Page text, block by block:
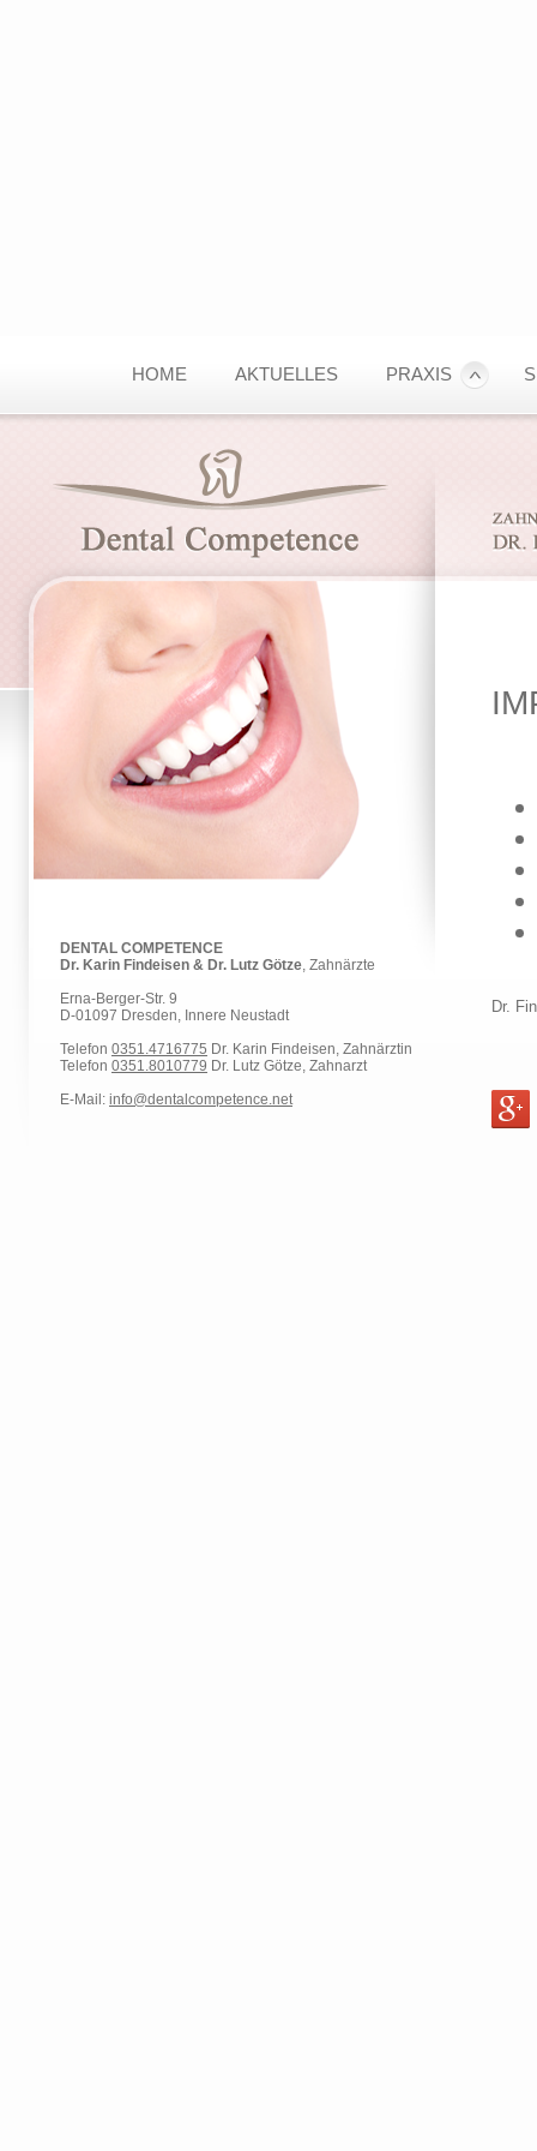
HOME AKTUELLES PRAXIS
DENTAL COMPETENCE
Dr. Karin Findeisen & Dr. Lutz Götze, Zahnärzte
Erna-Berger-Str. 9
D-01097 Dresden, Innere Neustadt
Telefon 0351.4716775 Dr. Karin Findeisen, Zahnärztin
Telefon 0351.8010779 Dr. Lutz Götze, Zahnarzt
E-Mail: info@dentalcompetence.net
Dr.